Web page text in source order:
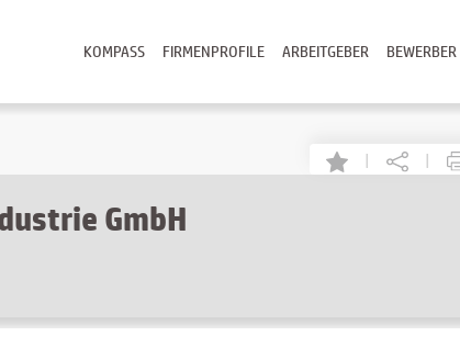
BEWERBER
ARBEITGEBER
FIRMENPROFILE
KOMPASS
| |
GmbH